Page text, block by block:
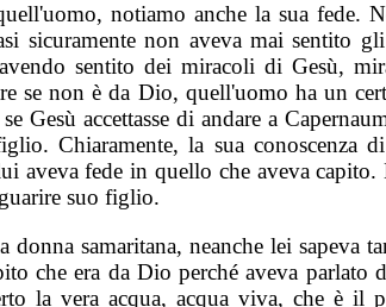
notiamo anche la sua fede.
sicuramente non aveva mai sentito
sentito dei miracoli di Gesù,
se non è da Dio, quell'uomo ha un
Gesù accettasse di andare a
Chiaramente, la sua conoscenza
aveva fede in quello che aveva capito.
suo figlio.
donna samaritana, neanche lei sapeva
che era da Dio perché aveva parlato
la vera acqua, acqua viva, che è il